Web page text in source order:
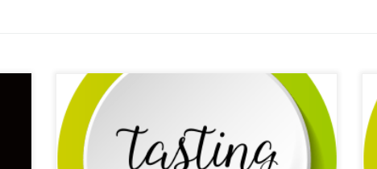
Licencia: R-BA-01405
Comarca turística:
TENTUDÍA
Localidad: Monesterio
Dirección:
Calle Templarios, 20
Página web: Web ✉Correo
Electrónico: Contactar por correo electrónico